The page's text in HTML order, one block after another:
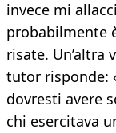
invece mi
probabilmente
risate. Un’altra
tutor risponde:
dovresti avere
chi esercitava